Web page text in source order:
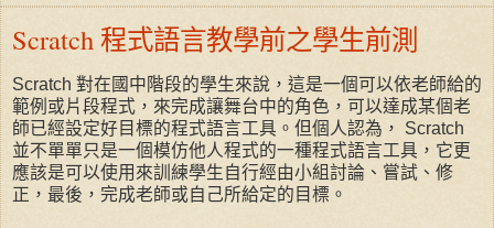
Scratch 程式語言教學前之學生前測
Scratch 對在國中階段的學生來說，這是一個可以依老師給的
範例或片段程式，來完成讓舞台中的角色，可以達成某個老
師已經設定好目標的程式語言工具。但個人認為， Scratch
並不單單只是一個模仿他人程式的一種程式語言工具，它更
應該是可以使用來訓練學生自行經由小組討論、嘗試、修
正，最後，完成老師或自己所給定的目標。